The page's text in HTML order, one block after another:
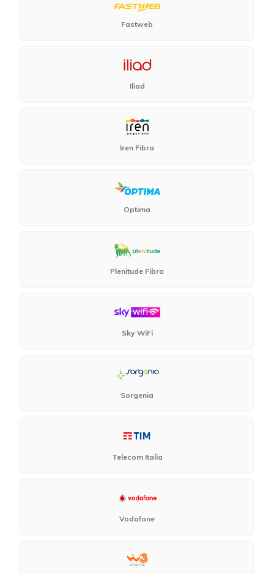
Fastweb
Iliad
Iren Fibra
Optima
Plenitude Fibra
Sky WiFi
Sorgenia
Telecom Italia
Vodafone